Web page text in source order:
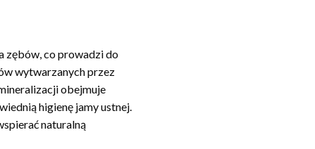
zębów, co prowadzi do
wytwarzanych przez
obejmuje
higienę jamy ustnej.
naturalną